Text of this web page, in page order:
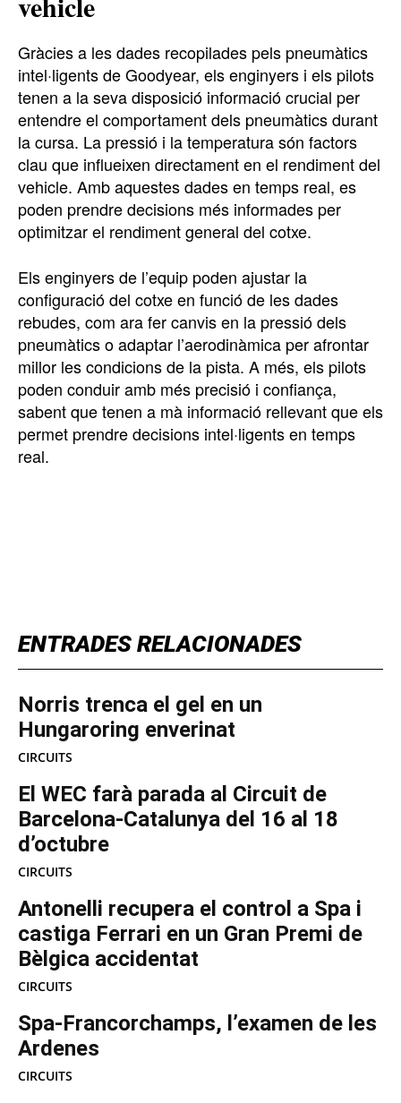
ENTRADES RELACIONADES
Norris trenca el gel en un
Hungaroring enverinat
CIRCUITS
El WEC farà parada al Circuit de
Barcelona-Catalunya del 16 al 18
d’octubre
CIRCUITS
Antonelli recupera el control a Spa i
castiga Ferrari en un Gran Premi de
Bèlgica accidentat
CIRCUITS
Spa-Francorchamps, l’examen de les
Ardenes
CIRCUITS
Gràcies a les dades recopilades pels pneumàtics
intel·ligents de Goodyear, els enginyers i els pilots
tenen a la seva disposició informació crucial per
entendre el comportament dels pneumàtics durant
la cursa. La pressió i la temperatura són factors
clau que influeixen directament en el rendiment del
vehicle. Amb aquestes dades en temps real, es
poden prendre decisions més informades per
optimitzar el rendiment general del cotxe.
Els enginyers de l’equip poden ajustar la
configuració del cotxe en funció de les dades
rebudes, com ara fer canvis en la pressió dels
pneumàtics o adaptar l’aerodinàmica per afrontar
millor les condicions de la pista. A més, els pilots
poden conduir amb més precisió i confiança,
sabent que tenen a mà informació rellevant que els
permet prendre decisions intel·ligents en temps
real.